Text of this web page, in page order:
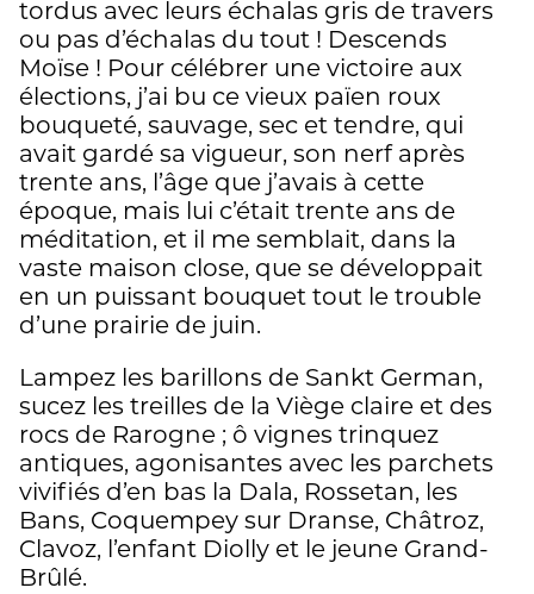
tordus avec leurs échalas gris de travers
ou pas d’échalas du tout ! Descends
Moïse ! Pour célébrer une victoire aux
élections, j’ai bu ce vieux païen roux
bouqueté, sauvage, sec et tendre, qui
avait gardé sa vigueur, son nerf après
trente ans, l’âge que j’avais à cette
époque, mais lui c’était trente ans de
méditation, et il me semblait, dans la
vaste maison close, que se développait
en un puissant bouquet tout le trouble
d’une prairie de juin.
Lampez les barillons de Sankt German,
sucez les treilles de la Viège claire et des
rocs de Rarogne ; ô vignes trinquez
antiques, agonisantes avec les parchets
vivifiés d’en bas la Dala, Rossetan, les
Bans, Coquempey sur Dranse, Châtroz,
Clavoz, l’enfant Diolly et le jeune Grand-
Brûlé.